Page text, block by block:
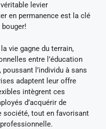
levier
en permanence est la clé
vie gagne du terrain,
entre l’éducation
l’individu à sans
adaptent leur offre
intègrent ces
d’acquérir de
société, tout en favorisant